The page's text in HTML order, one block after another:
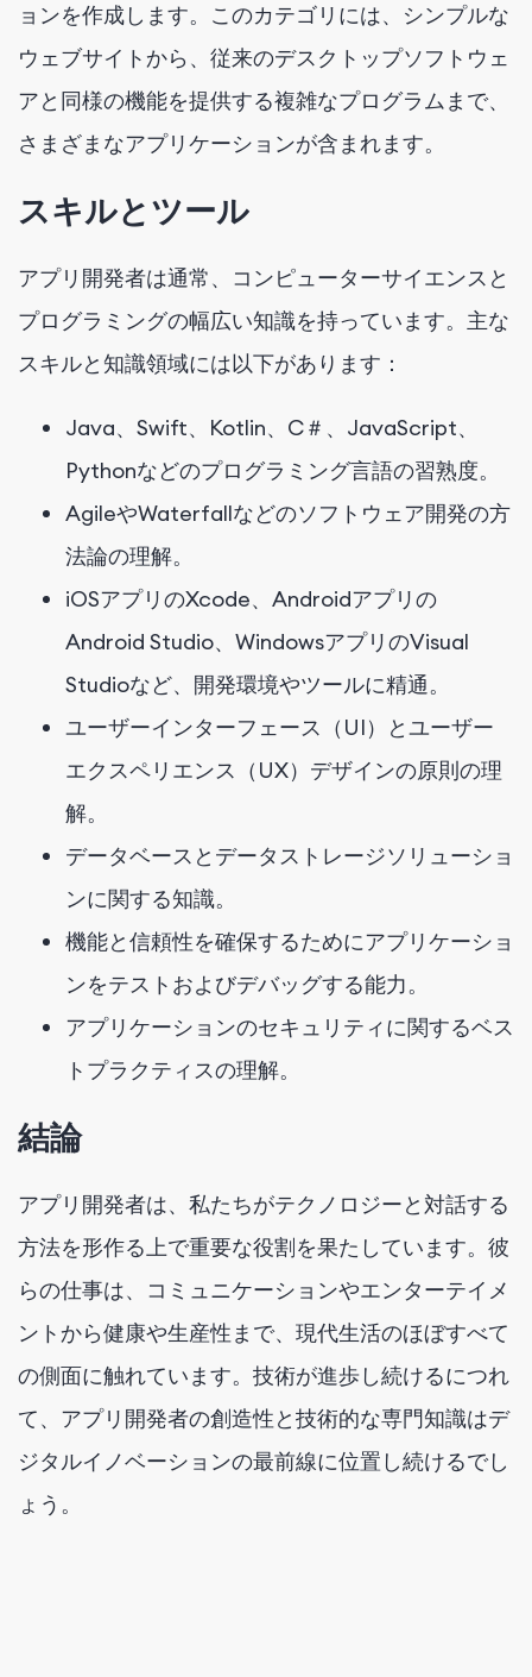
ョンを作成します。このカテゴリには、シンプルな
ウェブサイトから、従来のデスクトップソフトウェ
アと同様の機能を提供する複雑なプログラムまで、
さまざまなアプリケーションが含まれます。
スキルとツール
アプリ開発者は通常、コンピューターサイエンスと
プログラミングの幅広い知識を持っています。主な
スキルと知識領域には以下があります：
Java、Swift、Kotlin、C＃、JavaScript、
Pythonなどのプログラミング言語の習熟度。
AgileやWaterfallなどのソフトウェア開発の方
法論の理解。
iOSアプリのXcode、Androidアプリの
Android Studio、WindowsアプリのVisual
Studioなど、開発環境やツールに精通。
ユーザーインターフェース（UI）とユーザー
エクスペリエンス（UX）デザインの原則の理
解。
データベースとデータストレージソリューショ
ンに関する知識。
機能と信頼性を確保するためにアプリケーショ
ンをテストおよびデバッグする能力。
アプリケーションのセキュリティに関するベス
トプラクティスの理解。
結論
アプリ開発者は、私たちがテクノロジーと対話する
方法を形作る上で重要な役割を果たしています。彼
らの仕事は、コミュニケーションやエンターテイメ
ントから健康や生産性まで、現代生活のほぼすべて
の側面に触れています。技術が進歩し続けるにつれ
て、アプリ開発者の創造性と技術的な専門知識はデ
ジタルイノベーションの最前線に位置し続けるでし
ょう。